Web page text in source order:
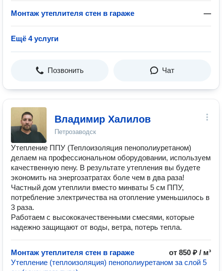
Монтаж утеплителя стен в гараже —
Ещё 4 услуги
Позвонить Чат
Владимир Халилов
Петрозаводск
Утепление ППУ (Теплоизоляция пенополиуретаном)
делаем на профессиональном оборудовании, используем
качественную пену. В результате утепления вы будете
экономить на энергозатратах боле чем в два раза!
Частный дом утеплили вместо минваты 5 см ППУ,
потребление электричества на отопление уменьшилось в
3 раза.
Работаем с высококачественными смесями, которые
надежно защищают от воды, ветра, потерь тепла.
Монтаж утеплителя стен в гараже
от 850 ₽ / м³
Утепление (теплоизоляция) пенополиуретаном за слой 5